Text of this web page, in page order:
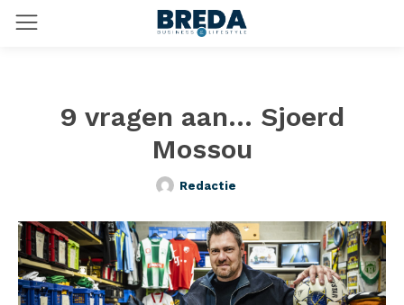
9 vragen aan… Sjoerd
Mossou
Redactie